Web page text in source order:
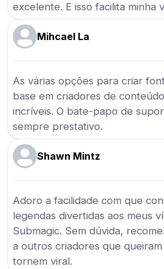
excelente. E isso facilita minha
Mihcael La
As várias opções para criar
base em criadores de
incríveis. O bate-papo de
sempre prestativo.
Shawn Mintz
Adoro a facilidade com que
legendas divertidas aos meus
Submagic. Sem dúvida,
a outros criadores que
tornem viral.